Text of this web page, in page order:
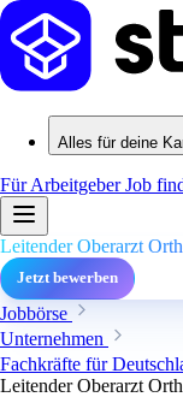
Alles für deine
Für ArbeitgeberJob
Leitender Oberarzt
Jetzt bewerben
Jobbörse
Unternehmen
Fachkräfte für
Leitender Oberarzt